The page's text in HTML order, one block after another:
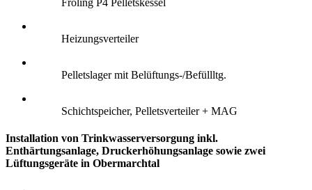
Fröling P4 Pelletskessel
Heizungsverteiler
Pelletslager mit Belüftungs-/Befüllltg.
Schichtspeicher, Pelletsverteiler + MAG
Installation von Trinkwasserversorgung inkl.
Enthärtungsanlage, Druckerhöhungsanlage sowie zwei
Lüftungsgeräte in Obermarchtal